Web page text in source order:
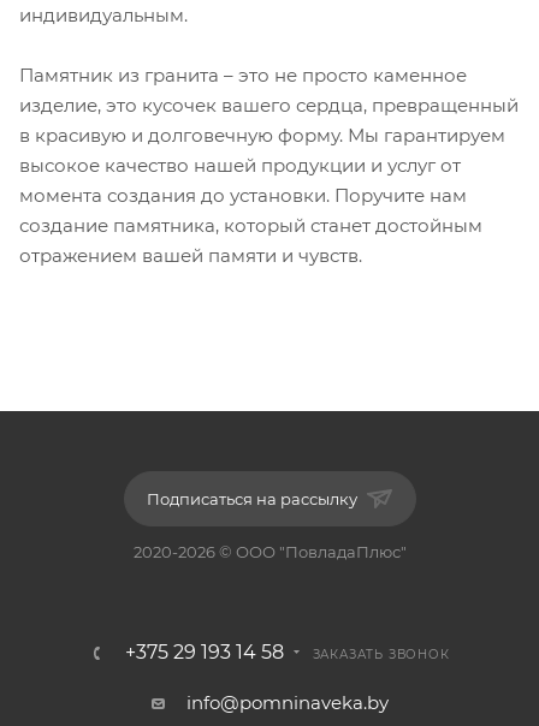
индивидуальным.
Памятник из гранита – это не просто каменное
изделие, это кусочек вашего сердца, превращенный
в красивую и долговечную форму. Мы гарантируем
высокое качество нашей продукции и услуг от
момента создания до установки. Поручите нам
создание памятника, который станет достойным
отражением вашей памяти и чувств.
Подписаться на рассылку
2020-2026 © ООО "ПовладаПлюс"
+375 29 193 14 58 ЗАКАЗАТЬ ЗВОНОК
info@pomninaveka.by